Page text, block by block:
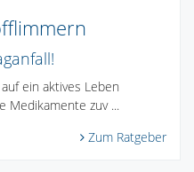
ein aktives Leben
Medikamente zuv ...
Zum Ratgeber